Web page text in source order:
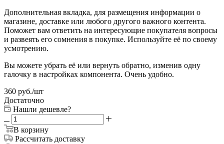
Дополнительная вкладка, для размещения информации о
магазине, доставке или любого другого важного контента.
Поможет вам ответить на интересующие покупателя вопросы
и развеять его сомнения в покупке. Используйте её по своему
усмотрению.
Вы можете убрать её или вернуть обратно, изменив одну
галочку в настройках компонента. Очень удобно.
360 руб./шт
Достаточно
Нашли дешевле?
В корзину
Рассчитать доставку